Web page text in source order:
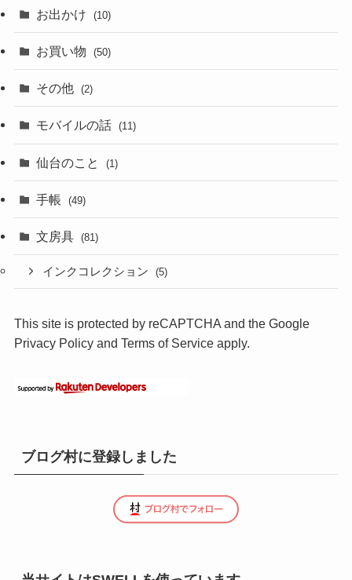
お出かけ (10)
お買い物 (50)
その他 (2)
モバイルの話 (11)
仙台のこと (1)
手帳 (49)
文房具 (81)
インクコレクション (5)
This site is protected by reCAPTCHA and the Google
Privacy Policyand Terms of Serviceapply.
ブログ村に登録しました